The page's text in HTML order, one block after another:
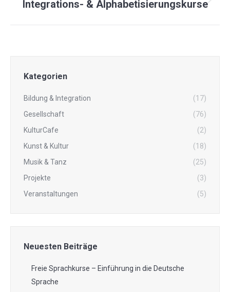
Nächstes
Integrations- & Alphabetisierungskurse
Kategorien
Bildung & Integration
(17)
Gesellschaft
(76)
KulturCafe
(2)
Kunst & Kultur
(18)
Musik & Tanz
(25)
Projekte
(3)
Veranstaltungen
(5)
Neuesten Beiträge
Freie Sprachkurse – Einführung in die Deutsche
Sprache